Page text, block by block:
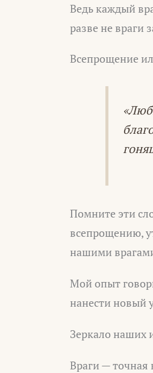
Ведь каждый
разве не враги
Всепрощение
Помните эти
всепрощению,
нашими
Мой опыт
нанести новый
Зеркало наших
Враги — точная